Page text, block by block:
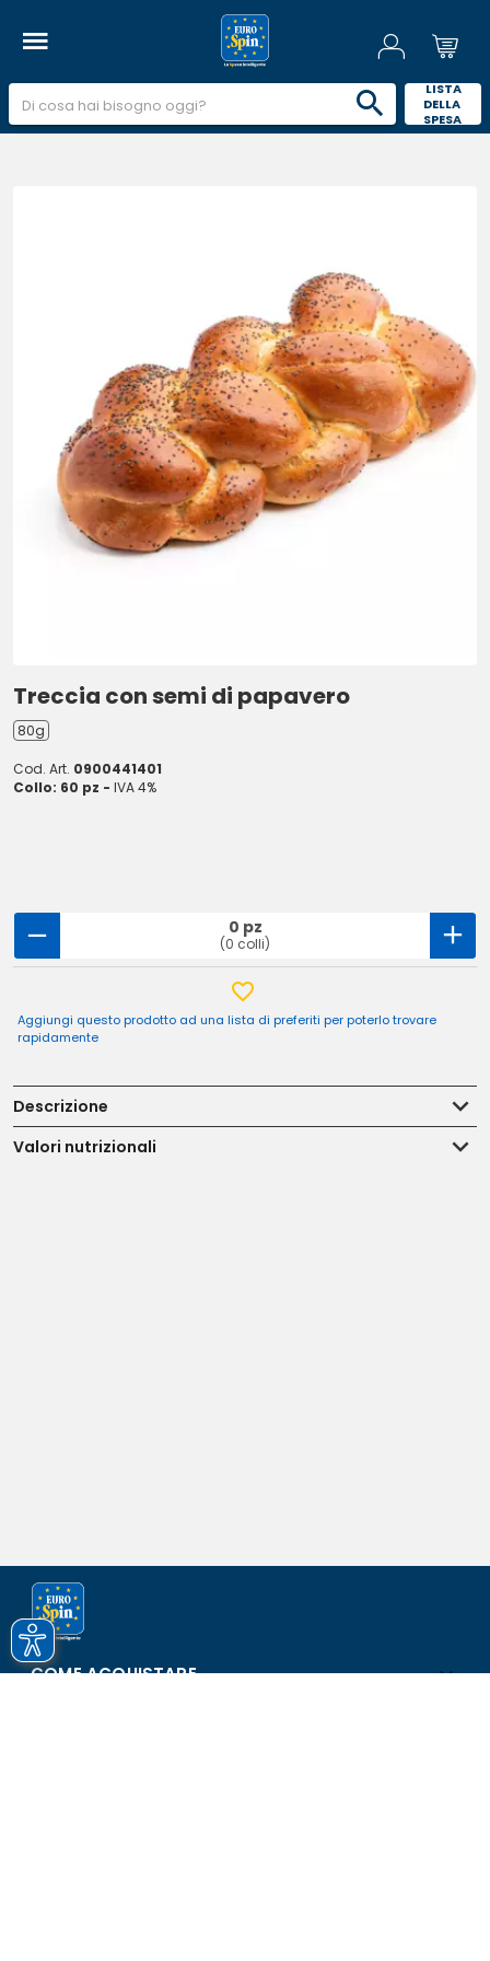
LISTA
DELLA
SPESA
Treccia con semi di papavero
80g
Cod. Art. 0900441401
Collo: 60 pz - IVA 4%
0 pz
(0 colli)
Aggiungi questo prodotto ad una lista di preferiti per poterlo trovare
rapidamente
Descrizione
Valori nutrizionali
COME ACQUISTARE